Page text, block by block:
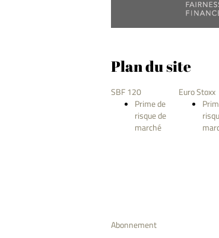
Plan du site
SBF 120
Prime de
risque de
marché
Euro Stoxx
Abonnement